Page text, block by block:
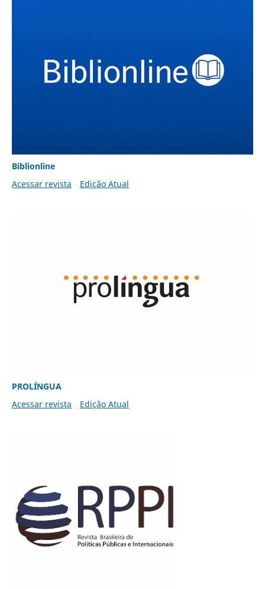
Biblionline
Acessar revista
Edição Atual
PROLÍNGUA
Acessar revista
Edição Atual